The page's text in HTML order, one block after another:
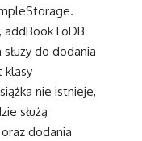
do dodania
klasy
nie istnieje,
służą
dodania